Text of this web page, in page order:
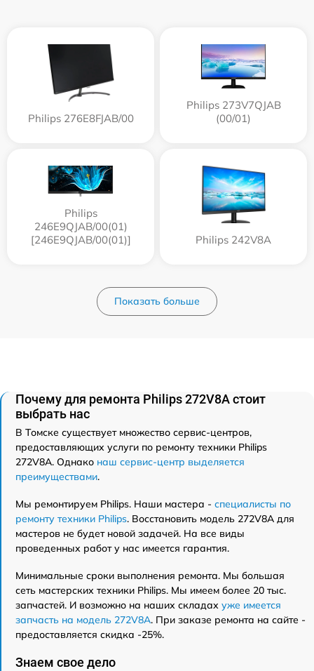
Philips 276E8FJAB/00
Philips 273V7QJAB
(00/01)
Philips
246E9QJAB/00(01)
[246E9QJAB/00(01)]
Philips 242V8A
Показать больше
Почему для ремонта Philips 272V8A стоит
выбрать нас
В Томске существует множество сервис-центров,
предоставляющих услуги по ремонту техники Philips
272V8A. Однако наш сервис-центр выделяется
преимуществами.
Мы ремонтируем Philips. Наши мастера - специалисты по
ремонту техники Philips. Восстановить модель 272V8A для
мастеров не будет новой задачей. На все виды
проведенных работ у нас имеется гарантия.
Минимальные сроки выполнения ремонта. Мы большая
сеть мастерских техники Philips. Мы имеем более 20 тыс.
запчастей. И возможно на наших складах уже имеется
запчасть на модель 272V8A. При заказе ремонта на сайте -
предоставляется скидка -25%.
Знаем свое дело